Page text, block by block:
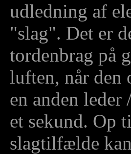
udledning af
"slag". Det er
tordenbrag på
luften, når den
en anden leder
et sekund. Op
slagtilfælde